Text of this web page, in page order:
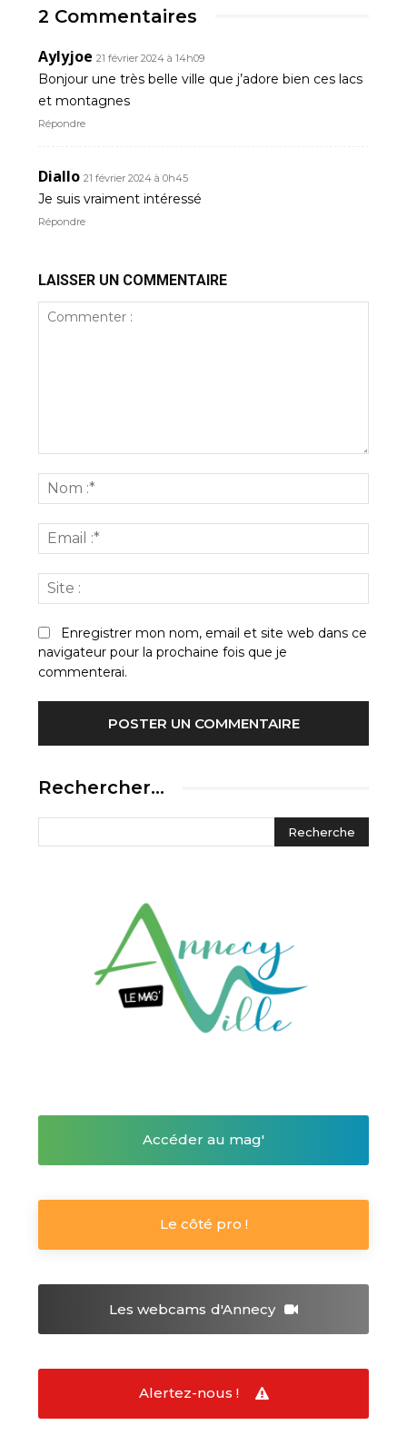
2 Commentaires
Aylyjoe 21 février 2024 à 14h09
Bonjour une très belle ville que j’adore bien ces lacs
et montagnes
Répondre
Diallo 21 février 2024 à 0h45
Je suis vraiment intéressé
Répondre
LAISSER UN COMMENTAIRE
Enregistrer mon nom, email et site web dans ce
navigateur pour la prochaine fois que je
commenterai.
Rechercher…
Accéder au mag'
Le côté pro !
Les webcams d'Annecy
Alertez-nous !